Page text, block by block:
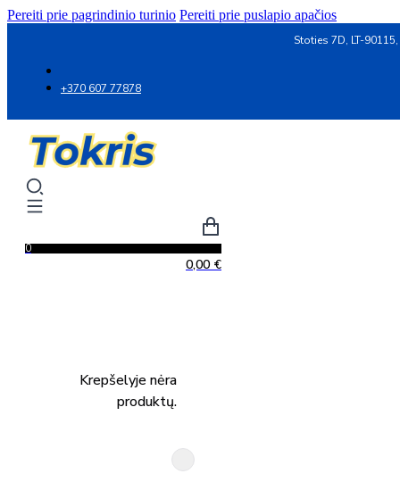
Pereiti prie pagrindinio turinio Pereiti prie puslapio apačios
Stoties 7D, LT-
+370 607 77878
0
0,00 €
Krepšelyje nėra
produktų.